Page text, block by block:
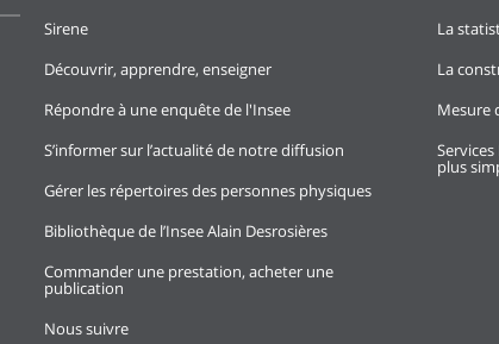
130,3
17/01/2024
130,7 17/12/2023
Sirene
Découvrir, apprendre, enseigner
Répondre à une enquête de l'Insee
S’informer sur l’actualité de notre diffusion
Gérer les répertoires des personnes physiques
Bibliothèque de l’Insee Alain Desrosières
Commander une prestation, acheter une
publication
Nous suivre
La
La
Mesure
plus